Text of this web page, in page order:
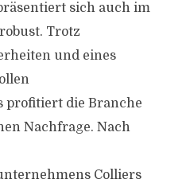
sich auch im
Trotz
und eines
profitiert die Branche
Nachfrage. Nach
Colliers